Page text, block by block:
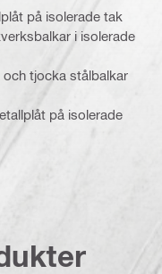
på isolerade tak
i isolerade
tjocka stålbalkar
på isolerade